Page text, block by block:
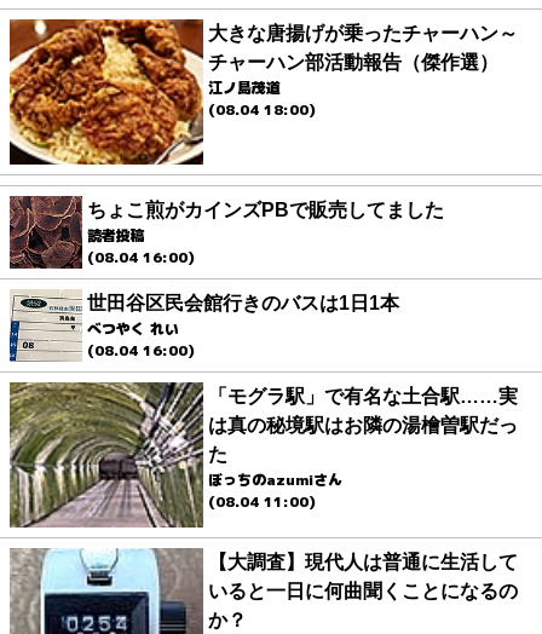
大きな唐揚げが乗ったチャーハン～
チャーハン部活動報告（傑作選）
江ノ島茂道
(08.04 18:00)
ちょこ煎がカインズPBで販売してました
読者投稿
(08.04 16:00)
世田谷区民会館行きのバスは1日1本
べつやく れい
(08.04 16:00)
「モグラ駅」で有名な土合駅……実
は真の秘境駅はお隣の湯檜曽駅だっ
た
ぼっちのazumiさん
(08.04 11:00)
【大調査】現代人は普通に生活して
いると一日に何曲聞くことになるの
か？